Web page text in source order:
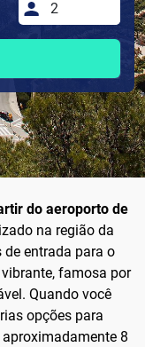
do aeroporto de
na região da
entrada para o
famosa por
Quando você
opções para
8